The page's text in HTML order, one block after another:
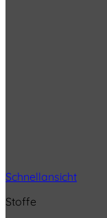
Schnellansicht
Stoffe